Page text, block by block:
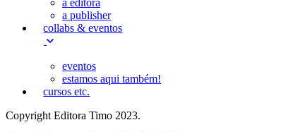
a editora
a publisher
collabs & eventos
eventos
estamos aqui também!
cursos etc.
Copyright Editora Timo 2023.